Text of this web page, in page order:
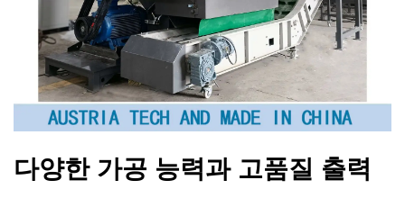
다양한 가공 능력과 고품질 출력